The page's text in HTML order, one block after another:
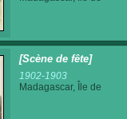
[Scène de fête]
1902-1903
Madagascar, Île de